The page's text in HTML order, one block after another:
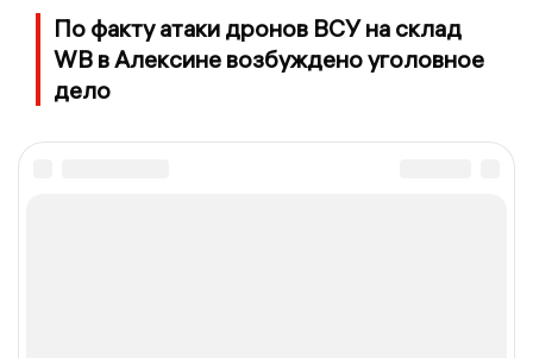
По факту атаки дронов ВСУ на склад
WB в Алексине возбуждено уголовное
дело